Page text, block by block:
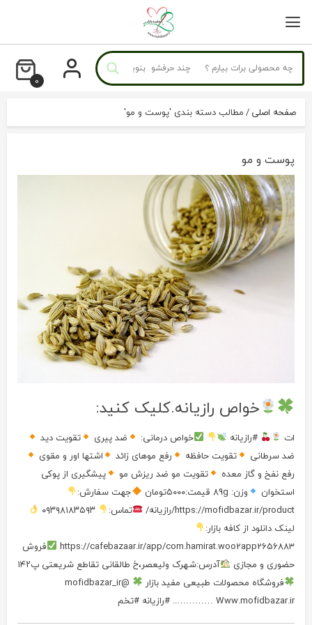
محتوا
0
صفحه اصلی/مطالب دسته بندی 'پوست و مو'
پوست و مو
خواص رازیانه.کلیک کنید:
ات #رازیانه خواص درمانی: ضد پیری
تقویت دید
ضد سرطانی
تقویت حافظه رفع موهای زائد
اشتها اور و مقوی
رفع نفخ و گاز معده
تقویت مو ضد ریزش مو
پیشگیری از پوکی
استخوان
وزن: 89g قیمت:۵۰۰۰تومان
جهت سفارش:
https://mofidbazar.ir/product/رازیانه/
تماس:
لینک دانلود از کافه بازار:
https://cafebazaar.ir/app/com.hamirat.woo2app2656883
فروش
حضوری و مجازی‌
آدرس:شهرک ولیعصر،خ طالقانی تقاطع شریعتی پ۱۴۲
فروشگاه محصولات طبیعی مفید بازار
@mofidbazar_ir
Www.mofidbazar.ir ………….. #رازیانه #تخم